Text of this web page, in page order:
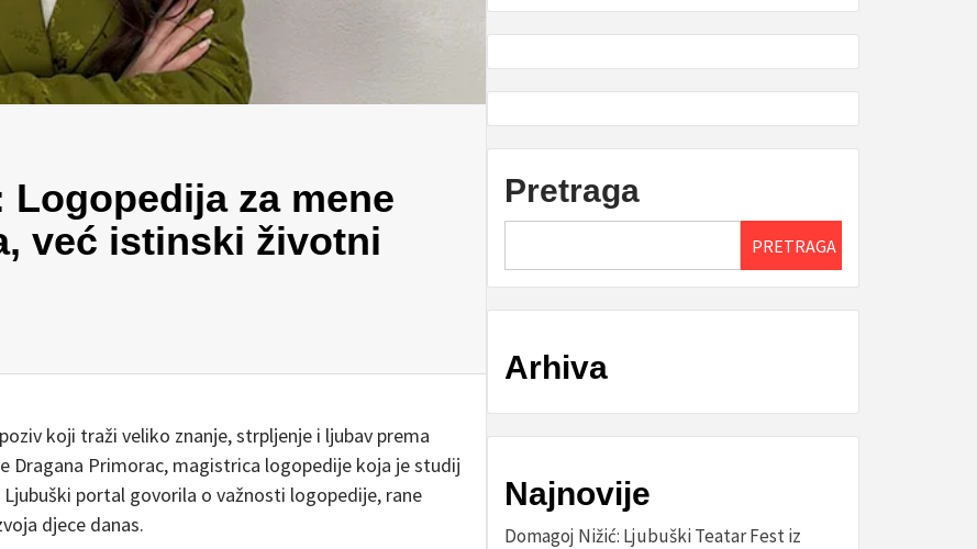
za mene
već istinski životni
koji traži veliko znanje, strpljenje i ljubav prema
Dragana Primorac, magistrica logopedije koja je studij
portal govorila o važnosti logopedije, rane
djece danas.
Pretraga
PRETRAGA
Arhiva
Najnovije
Domagoj Nižić: Ljubuški Teatar Fest iz